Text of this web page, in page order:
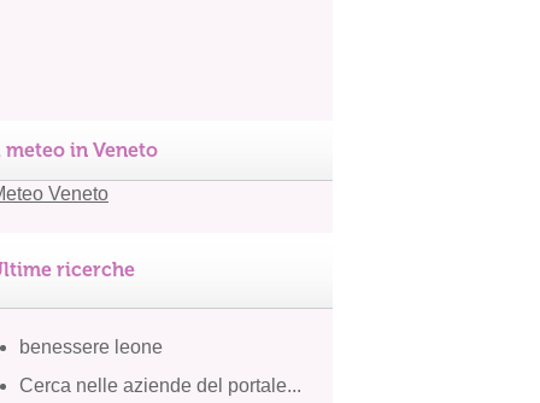
meteo in Veneto
ricerche
benessere leone
Cerca nelle aziende del portale...